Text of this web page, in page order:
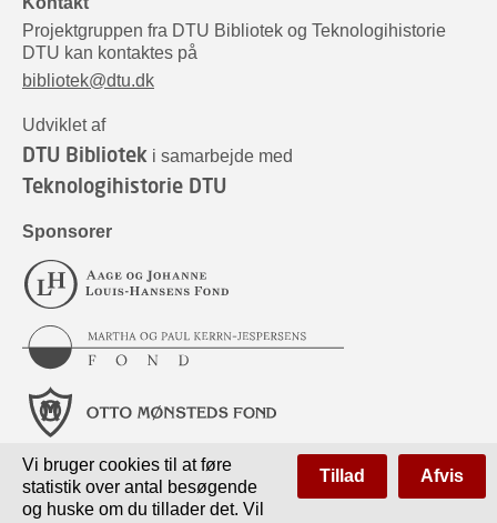
Projektgruppen fra DTU Bibliotek og Teknologihistorie
DTU kan kontaktes på
bibliotek@dtu.dk
Udviklet af
DTU Bibliotek i samarbejde med
Teknologihistorie DTU
Sponsorer
Vi bruger cookies til at føre
statistik over antal besøgende
og huske om du tillader det. Vil
Tillad Afvis